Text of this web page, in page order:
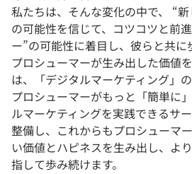
私たちは、そんな変化の中で、 “
の可能性を信じて、コツコツと前
ー”の可能性に着目し、彼らと共に
プロシューマーが生み出した価値
は、「デジタルマーケティング」
プロシューマーがもっと「簡単に
ルマーケティングを実践できるサ
整備し、これからもプロシューマ
い価値とハピネスを生み出し、よ
指して歩み続けます。